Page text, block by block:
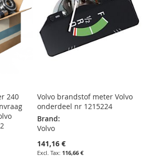
240
Volvo brandstof meter Volvo
onderdeel nr 1215224
Brand:
Volvo
141,16 €
116,66 €